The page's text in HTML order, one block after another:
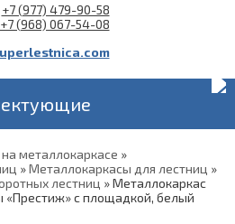
+7 (977) 479-90-58
+7 (968) 067-54-08
металлокаркасе »
»Металлокаркасы для лестниц »
лестниц »Металлокаркас
«Престиж» с площадкой, белый